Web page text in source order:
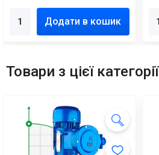
Додати в кошик
Товари з цієї категорії